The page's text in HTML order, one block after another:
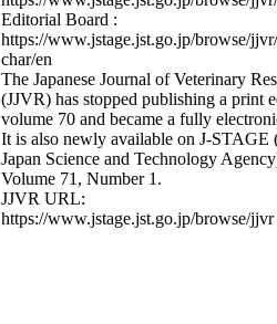
Editorial Board :
https://www.jstage.jst.go.jp/browse/
char/en
The Japanese Journal of Veterinary
(JJVR) has stopped publishing a print
volume 70 and became a fully
It is also newly available on J-STAGE
Japan Science and Technology
Volume 71, Number 1.
JJVR URL:
https://www.jstage.jst.go.jp/browse/jjvr